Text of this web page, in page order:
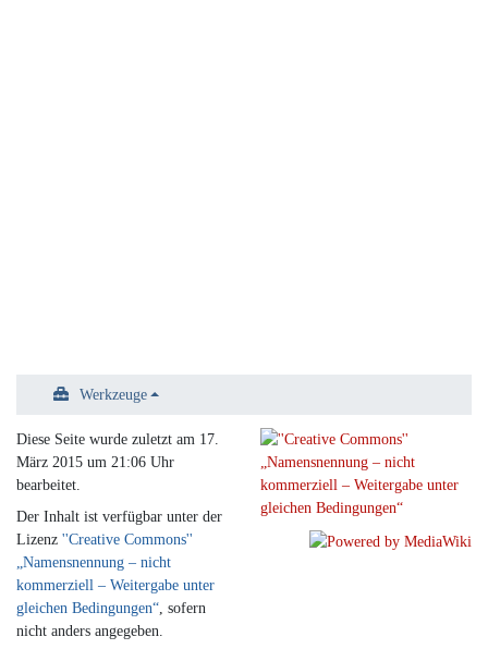
Werkzeuge
Diese Seite wurde zuletzt am 17.
März 2015 um 21:06 Uhr
bearbeitet.
Der Inhalt ist verfügbar unter der
Lizenz ''Creative Commons''
„Namensnennung – nicht
kommerziell – Weitergabe unter
gleichen Bedingungen“, sofern
nicht anders angegeben.